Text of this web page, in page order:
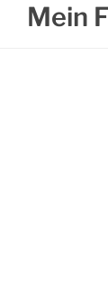
Mein